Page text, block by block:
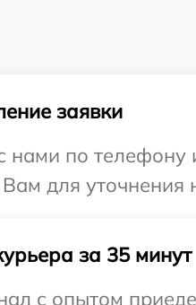
заявки
нами по телефону
для
за 35 минут
с опытом